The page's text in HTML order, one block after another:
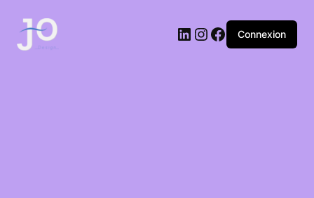
LinkedIn
Instagram
Facebook
Connexion